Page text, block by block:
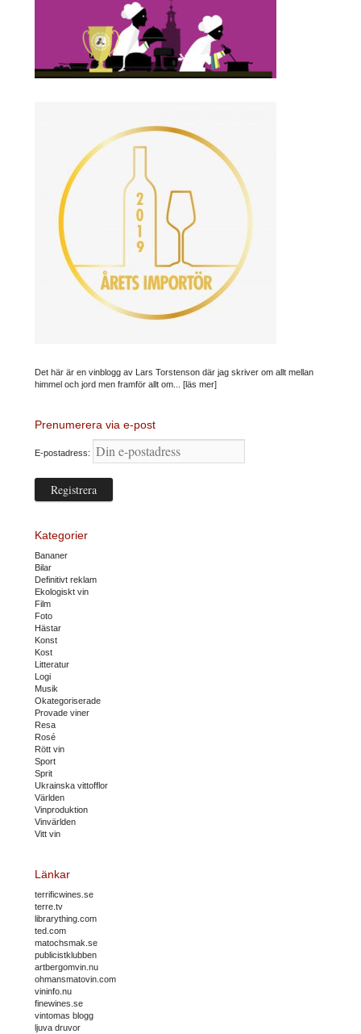
Det här är en vinblogg av Lars Torstenson där jag skriver om allt mellan
himmel och jord men framför allt om... [läs mer]
Prenumerera via e-post
E-postadress:
Kategorier
Bananer
Bilar
Definitivt reklam
Ekologiskt vin
Film
Foto
Hästar
Konst
Kost
Litteratur
Logi
Musik
Okategoriserade
Provade viner
Resa
Rosé
Rött vin
Sport
Sprit
Ukrainska vittofflor
Världen
Vinproduktion
Vinvärlden
Vitt vin
Länkar
terrificwines.se
terre.tv
librarything.com
ted.com
matochsmak.se
publicistklubben
artbergomvin.nu
ohmansmatovin.com
vininfo.nu
finewines.se
vintomas blogg
ljuva druvor